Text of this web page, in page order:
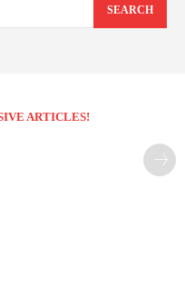
SEARCH
ARTICLES!